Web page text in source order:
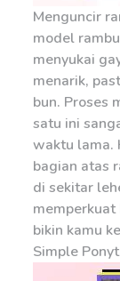
Menguncir
model
menyukai
menarik,
bun. Proses
satu ini
waktu lama.
bagian atas
di sekitar
memperkuat
bikin kamu
Simple